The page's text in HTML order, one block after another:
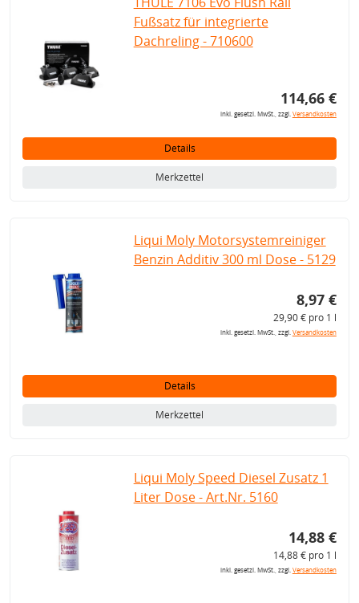
Fußsatz für integrierte
Dachreling - 710600
114,66 €
inkl. gesetzl. MwSt., zzgl.Versandkosten
Details
Merkzettel
Liqui Moly Motorsystemreiniger
Benzin Additiv 300 ml Dose - 5129
8,97 €
29,90 € pro 1 l
inkl. gesetzl. MwSt., zzgl.Versandkosten
Details
Merkzettel
Liqui Moly Speed Diesel Zusatz 1
Liter Dose - Art.Nr. 5160
14,88 €
14,88 € pro 1 l
inkl. gesetzl. MwSt., zzgl.Versandkosten